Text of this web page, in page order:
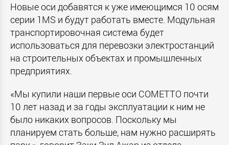
Новые оси добавятся к уже имеющимся 10 осям
серии 1 MS и будут работать вместе. Модульная
транспортировочная система будет
использоваться для перевозки электростанций
на строительных объектах и промышленных
предприятиях.
«Мы купили наши первые оси СОМЕТТО почти
10 лет назад и за годы эксплуатации к ним не
было никаких вопросов. Поскольку мы
планируем стать больше, нам нужно расширять